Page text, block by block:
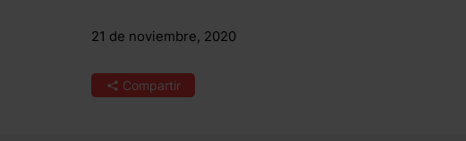
21 de noviembre, 2020
Compartir